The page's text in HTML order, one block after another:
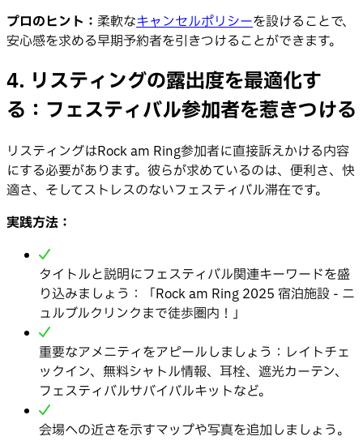
プロのヒント： 柔軟なキャンセルポリシーを設けることで、
安心感を求める早期予約者を引きつけることができます。
4. リスティングの露出度を最適化す
る：フェスティバル参加者を惹きつける
リスティングはRock am Ring参加者に直接訴えかける内容
にする必要があります。彼らが求めているのは、便利さ、快
適さ、そしてストレスのないフェスティバル滞在です。
実践方法：
タイトルと説明にフェスティバル関連キーワードを盛
り込みましょう：「Rock am Ring 2025 宿泊施設 - ニ
ュルブルクリンクまで徒歩圏内！」
重要なアメニティをアピールしましょう：レイトチェ
ックイン、無料シャトル情報、耳栓、遮光カーテン、
フェスティバルサバイバルキットなど。
会場への近さを示すマップや写真を追加しましょう。